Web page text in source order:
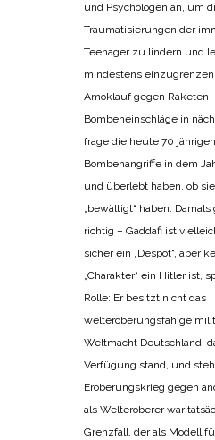
und Psychologen an, um
Traumatisierungen der
Teenager zu lindern und
mindestens
Amoklauf gegen
Bombeneinschläge in
frage die heute 70
Bombenangriffe in dem
und überlebt haben, ob
„bewältigt“ haben.
richtig – Gaddafi ist
sicher ein „Despot“, aber
„Charakter“ ein Hitler ist,
Rolle: Er besitzt nicht das
welteroberungsfähige
Weltmacht Deutschland,
Verfügung stand, und
Eroberungskrieg gegen
als Welteroberer war
Grenzfall, der als Modell